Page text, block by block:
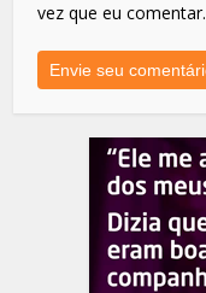
vez que eu comentar.